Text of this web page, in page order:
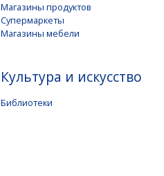
Магазины продуктов
Супермаркеты
Магазины мебели
Культура и искусство
Библиотеки